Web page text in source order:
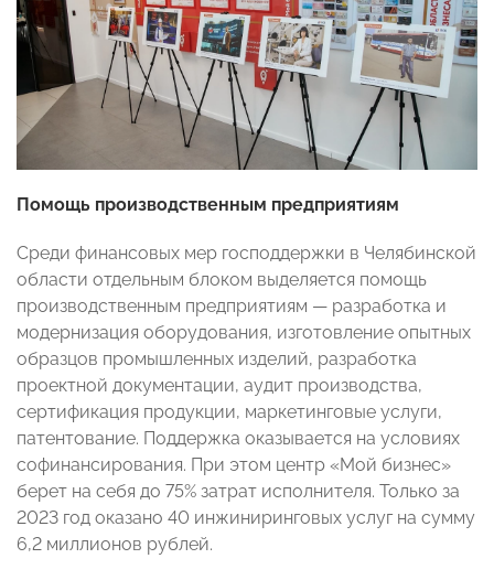
Помощь производственным предприятиям
Среди финансовых мер господдержки в Челябинской
области отдельным блоком выделяется помощь
производственным предприятиям — разработка и
модернизация оборудования, изготовление опытных
образцов промышленных изделий, разработка
проектной документации, аудит производства,
сертификация продукции, маркетинговые услуги,
патентование. Поддержка оказывается на условиях
софинансирования. При этом центр «Мой бизнес»
берет на себя до 75% затрат исполнителя. Только за
2023 год оказано 40 инжиниринговых услуг на сумму
6,2 миллионов рублей.